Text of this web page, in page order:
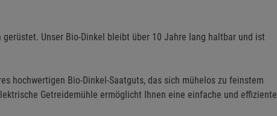
Unser Bio-Dinkel bleibt über 10 Jahre lang haltbar und ist
hochwertigen Bio-Dinkel-Saatguts, das sich mühelos zu feinstem
Getreidemühle ermöglicht Ihnen eine einfache und effiziente